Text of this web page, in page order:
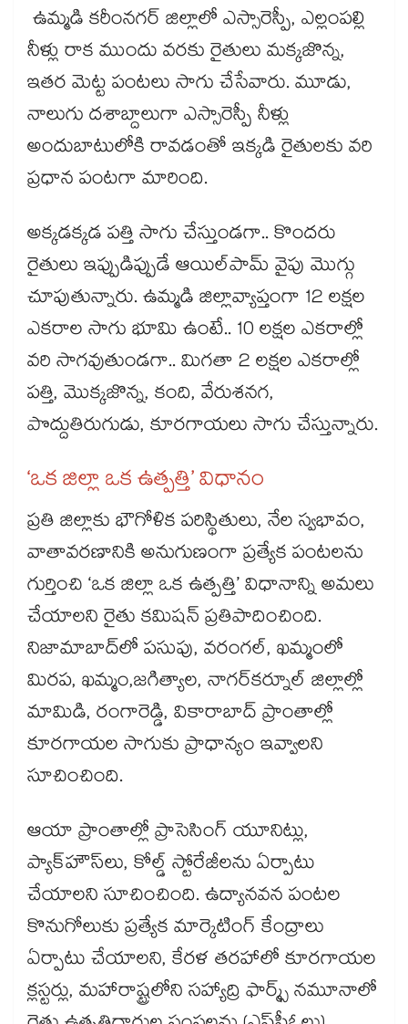
ఉమ్మడి కరీంనగర్‌‌ జిల్లాలో ఎస్సారెస్పీ, ఎల్లంపల్లి
నీళ్లు రాక ముందు వరకు రైతులు మక్కజొన్న,
ఇతర మెట్ట పంటలు సాగు చేసేవారు. మూడు,
నాలుగు దశాబ్దాలుగా ఎస్సారెస్పీ నీళ్లు
అందుబాటులోకి రావడంతో ఇక్కడి రైతులకు వరి
ప్రధాన పంటగా మారింది.
అక్కడక్కడ పత్తి సాగు చేస్తుండగా.. కొందరు
రైతులు ఇప్పుడిప్పుడే ఆయిల్‌‌పామ్‌‌ వైపు మొగ్గు
చూపుతున్నారు. ఉమ్మడి జిల్లావ్యాప్తంగా 12 లక్షల
ఎకరాల సాగు భూమి ఉంటే.. 10 లక్షల ఎకరాల్లో
వరి సాగవుతుండగా.. మిగతా 2 లక్షల ఎకరాల్లో
పత్తి, మొక్కజొన్న, కంది, వేరుశనగ,
పొద్దుతిరుగుడు, కూరగాయలు సాగు చేస్తున్నారు.
‘ఒక జిల్లా ఒక ఉత్పత్తి’ విధానం
ప్రతి జిల్లాకు భౌగోళిక పరిస్థితులు, నేల స్వభావం,
వాతావరణానికి అనుగుణంగా ప్రత్యేక పంటలను
గుర్తించి ‘ఒక జిల్లా ఒక ఉత్పత్తి’ విధానాన్ని అమలు
చేయాలని రైతు కమిషన్‌‌ ప్రతిపాదించింది.
నిజామాబాద్‌‌లో పసుపు, వరంగల్‌‌, ఖమ్మంలో
మిరప, ఖమ్మం,జగిత్యాల, నాగర్‌‌కర్నూల్ జిల్లాల్లో
మామిడి, రంగారెడ్డి, వికారాబాద్ ప్రాంతాల్లో
కూరగాయల సాగుకు ప్రాధాన్యం ఇవ్వాలని
సూచించింది.
ఆయా ప్రాంతాల్లో ప్రాసెసింగ్ యూనిట్లు,
ప్యాక్‌‌హౌస్‌‌లు, కోల్డ్ స్టోరేజీలను ఏర్పాటు
చేయాలని సూచించింది. ఉద్యానవన పంటల
కొనుగోలుకు ప్రత్యేక మార్కెటింగ్ కేంద్రాలు
ఏర్పాటు చేయాలని, కేరళ తరహాలో కూరగాయల
క్లస్టర్లు, మహారాష్ట్రలోని సహ్యాద్రి ఫార్మ్స్ నమూనాలో